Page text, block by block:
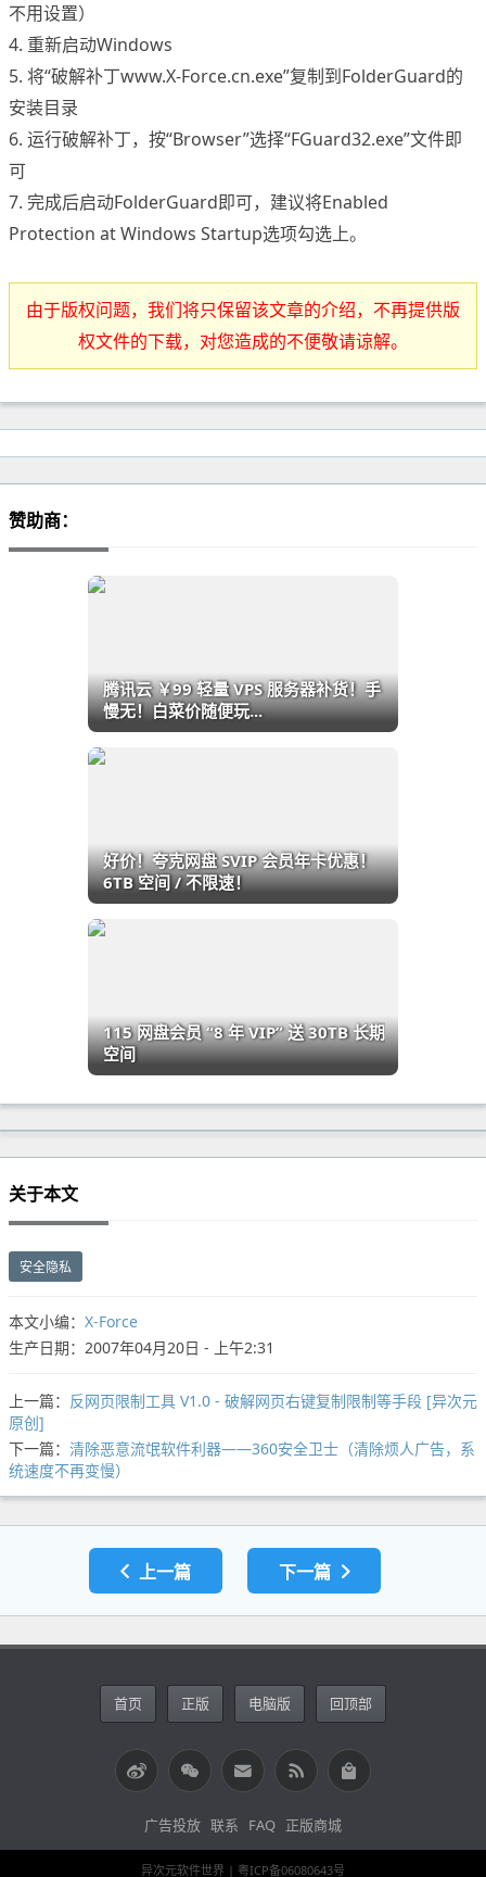
不用设置）
4. 重新启动Windows
5. 将“破解补丁www.X-Force.cn.exe”复制到FolderGuard的
安装目录
6. 运行破解补丁，按“Browser”选择“FGuard32.exe”文件即
可
7. 完成后启动FolderGuard即可，建议将Enabled
Protection at Windows Startup选项勾选上。
由于版权问题，我们将只保留该文章的介绍，不再提供版
权文件的下载，对您造成的不便敬请谅解。
赞助商：
腾讯云 ￥99 轻量 VPS 服务器补货！手
慢无！白菜价随便玩...
好价！夸克网盘 SVIP 会员年卡优惠！
6TB 空间 / 不限速！
115 网盘会员 “8 年 VIP” 送 30TB 长期
空间
关于本文
安全隐私
本文小编： X-Force
生产日期：2007年04月20日 - 上午2:31
上一篇： 反网页限制工具 V1.0 - 破解网页右键复制限制等手段 [异次元
原创]
下一篇： 清除恶意流氓软件利器——360安全卫士（清除烦人广告，系
统速度不再变慢）
上一篇 下一篇
首页 正版 电脑版 回顶部
广告投放 联系 FAQ 正版商城
异次元软件世界 | 粤ICP备06080643号